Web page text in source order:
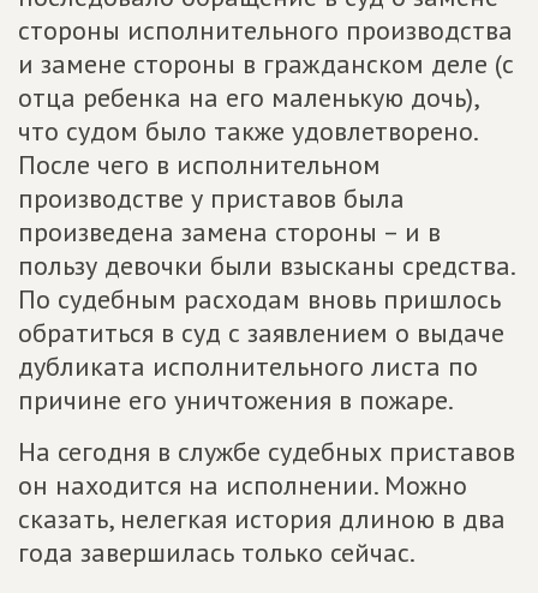
стороны исполнительного производства
и замене стороны в гражданском деле (с
отца ребенка на его маленькую дочь),
что судом было также удовлетворено.
После чего в исполнительном
производстве у приставов была
произведена замена стороны – и в
пользу девочки были взысканы средства.
По судебным расходам вновь пришлось
обратиться в суд с заявлением о выдаче
дубликата исполнительного листа по
причине его уничтожения в пожаре.
На сегодня в службе судебных приставов
он находится на исполнении. Можно
сказать, нелегкая история длиною в два
года завершилась только сейчас.